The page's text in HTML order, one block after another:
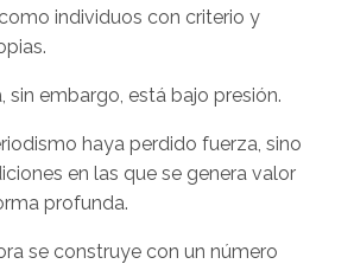
individuos con criterio y
sin embargo, está bajo presión.
haya perdido fuerza, sino
en las que se genera valor
profunda.
se construye con un número